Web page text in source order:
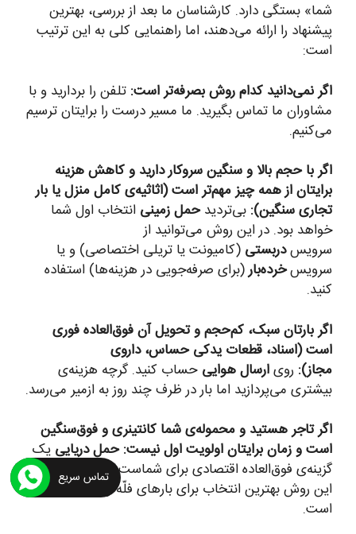
شما» بستگی دارد. کارشناسان ما بعد از بررسی، بهترین
پیشنهاد را ارائه می‌دهند، اما راهنمایی کلی به این ترتیب
است:
اگر نمی‌دانید کدام روش بصرفه‌تر است: تلفن را بردارید و با
مشاوران ما تماس بگیرید. ما مسیر درست را برایتان ترسیم
می‌کنیم.
اگر با حجم بالا و سنگین سروکار دارید و کاهش هزینه
برایتان از همه چیز مهم‌تر است (اثاثیه‌ی کامل منزل یا بار
تجاری سنگین): بی‌تردیدحمل زمینی انتخاب اول شما
خواهد بود. در این روش می‌توانید از
سرویسدربستی (کامیونت یا تریلی اختصاصی) و یا
سرویسخرده‌بار(برای صرفه‌جویی در هزینه‌ها) استفاده
کنید.
اگر بارتان سبک، کم‌حجم و تحویل آن فوق‌العاده فوری
است (اسناد، قطعات یدکی حساس، داروی
مجاز): رویارسال هوایی حساب کنید. گرچه هزینه‌ی
بیشتری می‌پردازید اما بار در ظرف چند روز به ازمیر می‌رسد.
اگر تاجر هستید و محموله‌ی شما کانتینری و فوق‌سنگین
است و زمان برایتان اولویت اول نیست: حمل دریایی یک
گزینه‌ی فوق‌العاده اقتصادی برای شماست. ازمیر بندر دارد و
این روش بهترین انتخاب برای بارهای فلّه و صادراتی بزرگ
است.
تماس سریع